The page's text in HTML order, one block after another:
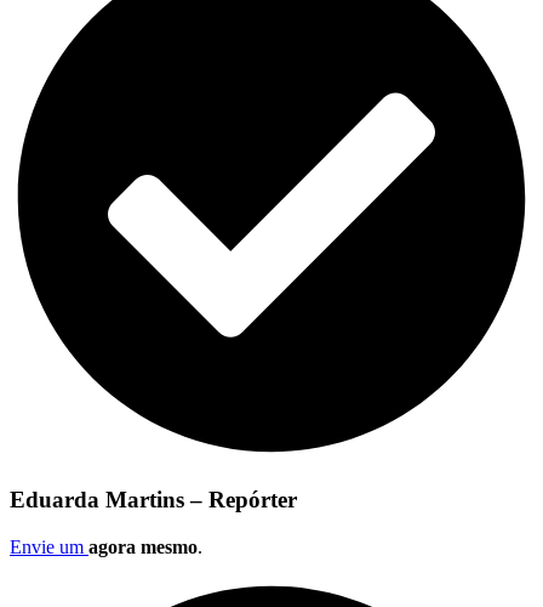
Eduarda Martins – Repórter
Envie um agora mesmo.